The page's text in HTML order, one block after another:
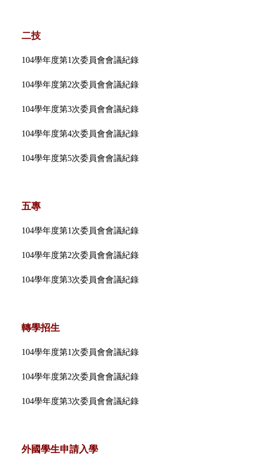
二技
104學年度第1次委員會會議紀錄
104學年度第2次委員會會議紀錄
104學年度第3次委員會會議紀錄
104學年度第4次委員會會議紀錄
104學年度第5次委員會會議紀錄
五專
104學年度第1次委員會會議紀錄
104學年度第2次委員會會議紀錄
104學年度第3次委員會會議紀錄
轉學招生
104學年度第1次委員會會議紀錄
104學年度第2次委員會會議紀錄
104學年度第3次委員會會議紀錄
外國學生申請入學